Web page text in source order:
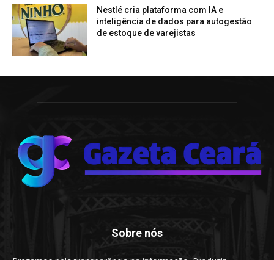
Nestlé cria plataforma com IA e
inteligência de dados para autogestão
de estoque de varejistas
Sobre nós